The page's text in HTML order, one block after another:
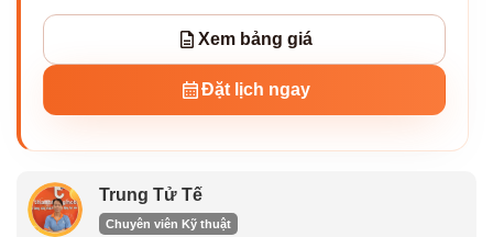
Xem bảng giá
Đặt lịch ngay
Trung Tử Tế
Chuyên viên Kỹ thuật